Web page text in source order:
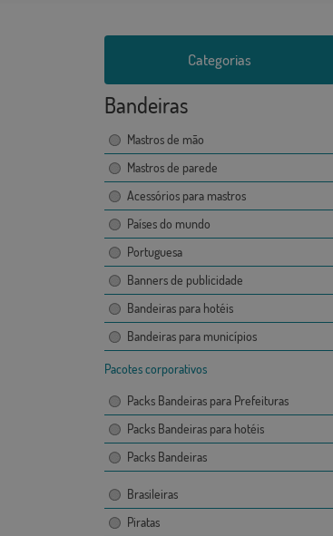
Categorias
Bandeiras
Mastros de mão
Mastros de parede
Acessórios para mastros
Países do mundo
Portuguesa
Banners de publicidade
Bandeiras para hotéis
Bandeiras para municípios
Pacotes corporativos
Packs Bandeiras para Prefeituras
Packs Bandeiras para hotéis
Packs Bandeiras
Brasileiras
Piratas